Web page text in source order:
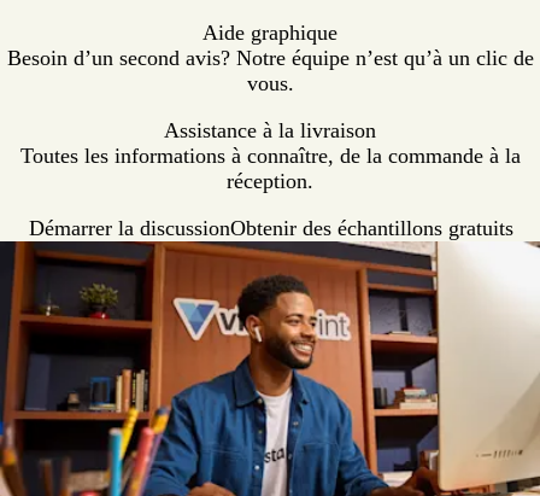
Aide graphique
Besoin d’un second avis? Notre équipe n’est qu’à un clic de
vous.
Assistance à la livraison
Toutes les informations à connaître, de la commande à la
réception.
Démarrer la discussionObtenir des échantillons gratuits